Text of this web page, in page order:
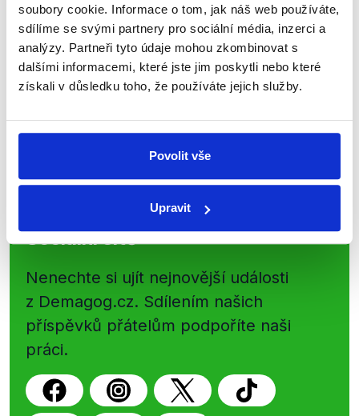
soubory cookie. Informace o tom, jak náš web používáte,
sdílíme se svými partnery pro sociální média, inzerci a
analýzy. Partneři tyto údaje mohou zkombinovat s
dalšími informacemi, které jste jim poskytli nebo které
získali v důsledku toho, že používáte jejich služby.
Povolit vše
Upravit
kanálu, kde pravidelně přinášíme
shrnutí nejzajímavějších článků a analýz.
Začněte nás odebírat, a mějte tak
přehled o tom, jaké dezinformace a
WhatsApp
Sociální sítě
Nenechte si ujít nejnovější události
z Demagog.cz. Sdílením našich
příspěvků přátelům podpoříte naši
práci.